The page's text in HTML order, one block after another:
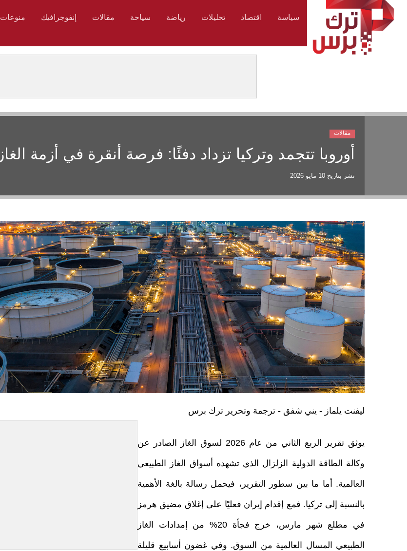
سياسة اقتصاد تحليلات رياضة سياحة مقالات إنفوجرافيك منوعات
أوروبا تتجمد وتركيا تزداد دفئًا: فرصة أنقرة في أزمة الغاز
نشر بتاريخ 10 مايو 2026
مقالات
ليفنت يلماز - يني شفق - ترجمة وتحرير ترك برس
يوثق تقرير الربع الثاني من عام 2026 لسوق الغاز الصادر عن
وكالة الطاقة الدولية الزلزال الذي تشهده أسواق الغاز الطبيعي
العالمية. أما ما بين سطور التقرير، فيحمل رسالة بالغة الأهمية
بالنسبة إلى تركيا. فمع إقدام إيران فعليًا على إغلاق مضيق هرمز
في مطلع شهر مارس، خرج فجأة 20% من إمدادات الغاز
الطبيعي المسال العالمية من السوق. وفي غضون أسابيع قليلة